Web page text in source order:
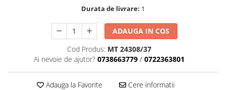
Durata de livrare: 1
ADAUGA IN COS
Cod Produs: MT 24308/37
Ai nevoie de ajutor? 0738663779 / 0722363801
Adauga la Favorite Cere informatii